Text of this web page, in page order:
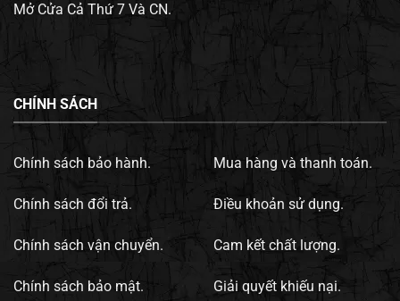
Mở Cửa Cả Thứ 7 Và CN.
CHÍNH SÁCH
Chính sách bảo hành.
Chính sách đổi trả.
Chính sách vận chuyển.
Chính sách bảo mật.
Mua hàng và thanh toán.
Điều khoản sử dụng.
Cam kết chất lượng.
Giải quyết khiếu nại.